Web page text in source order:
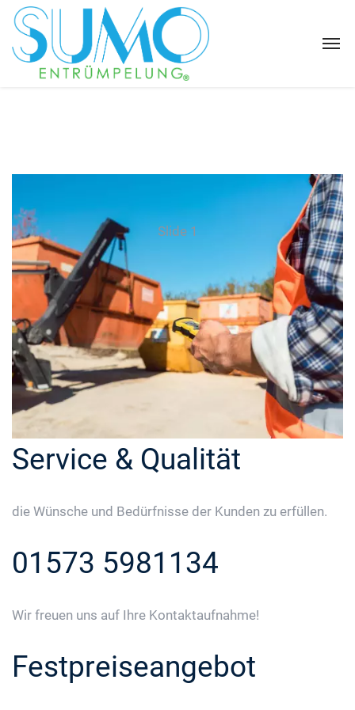
Slide 1
Service & Qualität
die Wünsche und Bedürfnisse der Kunden zu erfüllen.
01573 5981134
Wir freuen uns auf Ihre Kontaktaufnahme!
Festpreiseangebot